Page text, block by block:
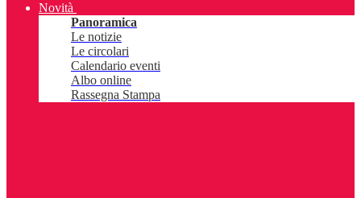
Novità
Panoramica
Le notizie
Le circolari
Calendario eventi
Albo online
Rassegna Stampa